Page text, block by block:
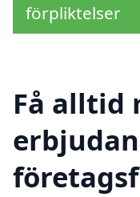
förpliktelser
Få alltid